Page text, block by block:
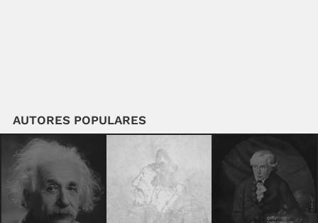
AUTORES POPULARES